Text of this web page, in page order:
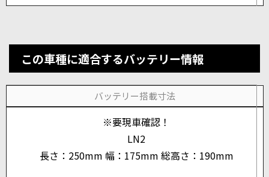
この車種に適合するバッテリー情報
バッテリー搭載寸法
※要現車確認！
LN2
長さ：250mm 幅：175mm 総高さ：190mm